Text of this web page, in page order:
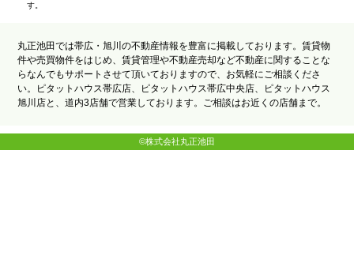
す。
丸正池田では帯広・旭川の不動産情報を豊富に掲載しております。賃貸物
件や売買物件をはじめ、賃貸管理や不動産売却など不動産に関することな
らなんでもサポートさせて頂いておりますので、お気軽にご相談くださ
い。ピタットハウス帯広店、ピタットハウス帯広中央店、ピタットハウス
旭川店と、道内3店舗で営業しております。ご相談はお近くの店舗まで。
©株式会社丸正池田